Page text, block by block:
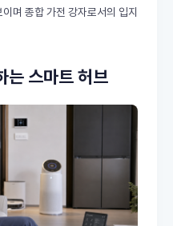
며 종합 가전 강자로서의 입지
는 스마트 허브